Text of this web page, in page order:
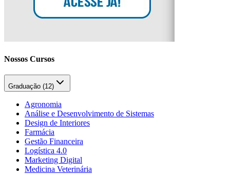
Nossos Cursos
Graduação (12)
Agronomia
Análise e Desenvolvimento de Sistemas
Design de Interiores
Farmácia
Gestão Financeira
Logística 4.0
Marketing Digital
Medicina Veterinária